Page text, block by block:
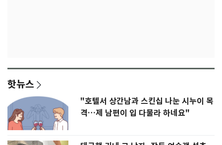
핫뉴스
"호텔서 상간남과 스킨십 나눈 시누이 목
격…제 남편이 입 다물라 하네요"